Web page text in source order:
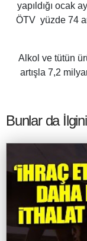
yapıldığı ocak
ÖTV yüzde 74
Alkol ve tütün
artışla 7,2
Bunlar da